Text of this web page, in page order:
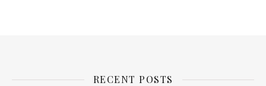
RECENT POSTS